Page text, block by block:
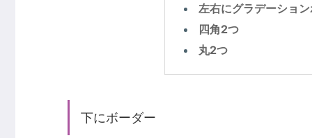
左右にグラデーショ
四角2つ
丸2つ
下にボーダー